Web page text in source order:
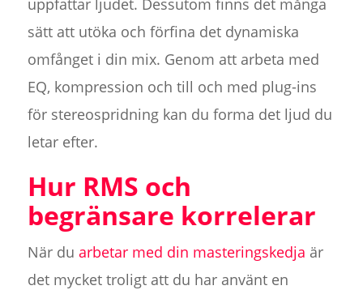
sätt att utöka och förfina det dynamiska
omfånget i din mix. Genom att arbeta med
EQ, kompression och till och med plug-ins
för stereospridning kan du forma det ljud du
letar efter.
Hur RMS och
begränsare korrelerar
När du arbetar med din masteringskedja är
det mycket troligt att du har använt en